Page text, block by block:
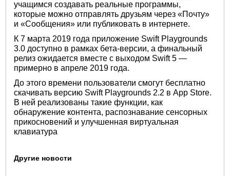
учащимся создавать реальные программы,
которые можно отправлять друзьям через «Почту»
и «Сообщения» или публиковать в интернете.
К 7 марта 2019 года приложение Swift Playgrounds
3.0 доступно в рамках бета-версии, а финальный
релиз ожидается вместе с выходом Swift 5 —
примерно в апреле 2019 года.
До этого времени пользователи смогут бесплатно
скачивать версию Swift Playgrounds 2.2 в App Store.
В ней реализованы такие функции, как
обнаружение контента, распознавание сенсорных
прикосновений и улучшенная виртуальная
клавиатура
Другие новости